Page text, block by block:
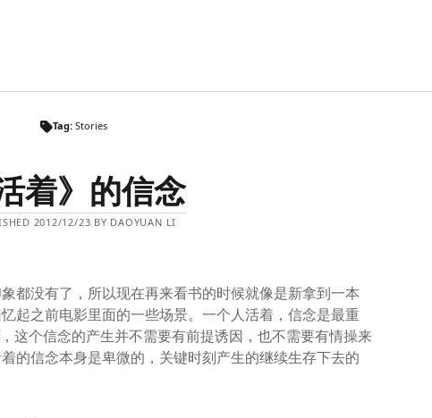
Tag: Stories
着》的信念
2012/12/23 BY DAOYUAN LI
都没有了，所以现在再来看书的时候就像是新拿到一本
起之前电影里面的一些场景。一个人活着，信念是最重
这个信念的产生并不需要有前提诱因，也不需要有情操来
的信念本身是卑微的，关键时刻产生的继续生存下去的